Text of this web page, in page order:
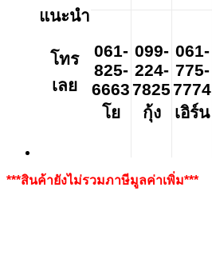
แนะนำ
โทร
เลย
061-
825-
6663
โย
099-
224-
7825
กุ้ง
061-
775-
7774
เอิร์น
***สินค้ายังไม่รวมภาษีมูลค่าเพิ่ม***